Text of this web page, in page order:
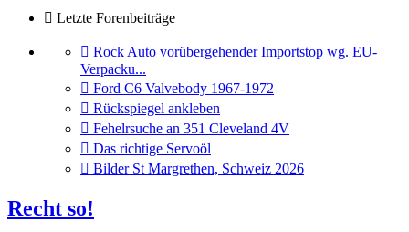
Letzte Forenbeiträge
Gehe
zum
letzten
Beitrag
Rock Auto vorübergehender Importstop wg. EU-
Verpacku...
Gehe
zum
letzten
Beitrag
Ford C6 Valvebody 1967-1972
Gehe
zum
letzten
Beitrag
Rückspiegel ankleben
Gehe
zum
letzten
Beitrag
Fehelrsuche an 351 Cleveland 4V
Gehe
zum
letzten
Das richtige Servoöl
Gehe
letzten
Beitrag
Bilder St Margrethen, Schweiz 2026
Recht so!